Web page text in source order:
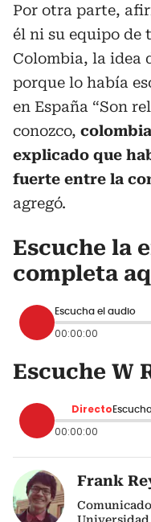
Por otra parte,
él ni su equipo de
Colombia, la idea
porque lo había
en España “Son
conozco,
explicado que
fuerte entre la
agregó.
Escuche la
completa
Escucha el audio
00:00:00
Escuche W
Directo
00:00:00
Frank
Universidad